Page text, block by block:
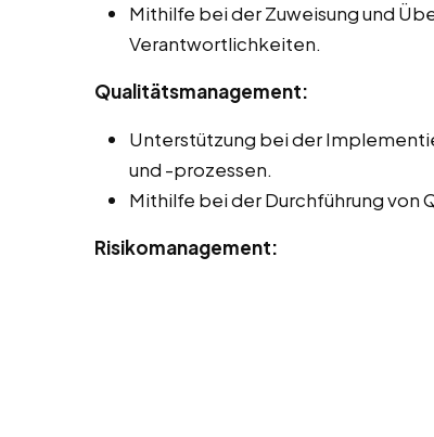
Mithilfe bei der Zuweisung und
Verantwortlichkeiten.
Qualitätsmanagement:
Unterstützung bei der
und -prozessen.
Mithilfe bei der Durchführung von
Risikomanagement: